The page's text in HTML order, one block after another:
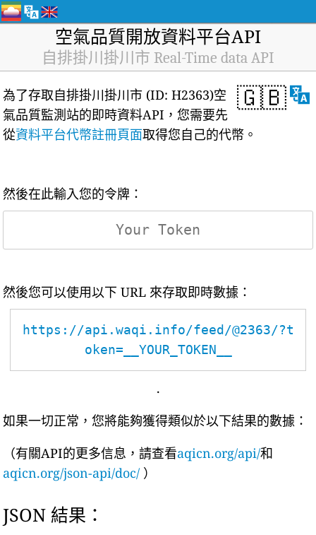
空氣品質開放資料平台API
自排掛川掛川市 Real-Time data API
🇬🇧
為了存取自排掛川掛川市 (ID: H2363)空
氣品質監測站的即時資料API，您需要先
從資料平台代幣註冊頁面取得您自己的代幣。
然後在此輸入您的令牌：
然後您可以使用以下 URL 來存取即時數據：
https://api.waqi.info/feed/@2363/?t
oken=__YOUR_TOKEN__
.
如果一切正常，您將能夠獲得類似於以下結果的數據：
（有關API的更多信息，請查看aqicn.org/api/和
aqicn.org/json-api/doc/ ）
JSON 結果：